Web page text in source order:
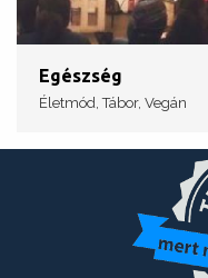
Egészség
Életmód, Tábor, Vegán